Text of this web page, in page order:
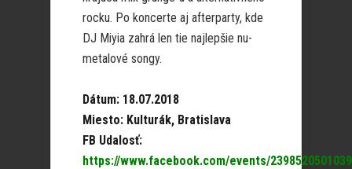
rocku. Po koncerte aj afterparty, kde
DJ Miyia zahrá len tie najlepšie nu-
metalové songy.
Dátum: 18.07.2018
Miesto: Kulturák, Bratislava
FB Udalosť:
https://www.facebook.com/events/